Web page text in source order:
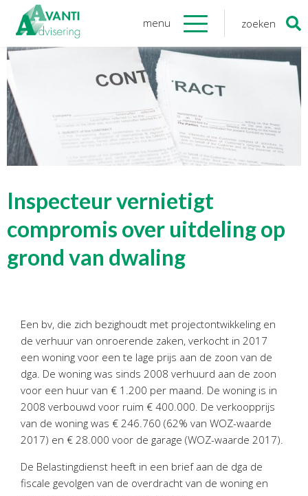
menu zoeken
Organisatie
Onze medewerkers
NOAB gecertificeerd
Algemene verordening
gegevensbescherming
Sponsoring
Onzediensten
Financiele Administratie
Bedrijfseconomisch advies
Belastingadvies Purmerend
Online boekhouden
Nieuws &informatie
Nieuwsbrief
Nieuwsoverzicht
Handige links
Zoeken
naar:
Inspecteur vernietigt
compromis over uitdeling op
grond van dwaling
Een bv, die zich bezighoudt met projectontwikkeling en
de verhuur van onroerende zaken, verkocht in 2017
een woning voor een te lage prijs aan de zoon van de
dga. De woning was sinds 2008 verhuurd aan de zoon
voor een huur van € 1.200 per maand. De woning is in
2008 verbouwd voor ruim € 400.000. De verkoopprijs
van de woning was € 246.760 (62% van WOZ-waarde
2017) en € 28.000 voor de garage (WOZ-waarde 2017).
De Belastingdienst heeft in een brief aan de dga de
fiscale gevolgen van de overdracht van de woning en